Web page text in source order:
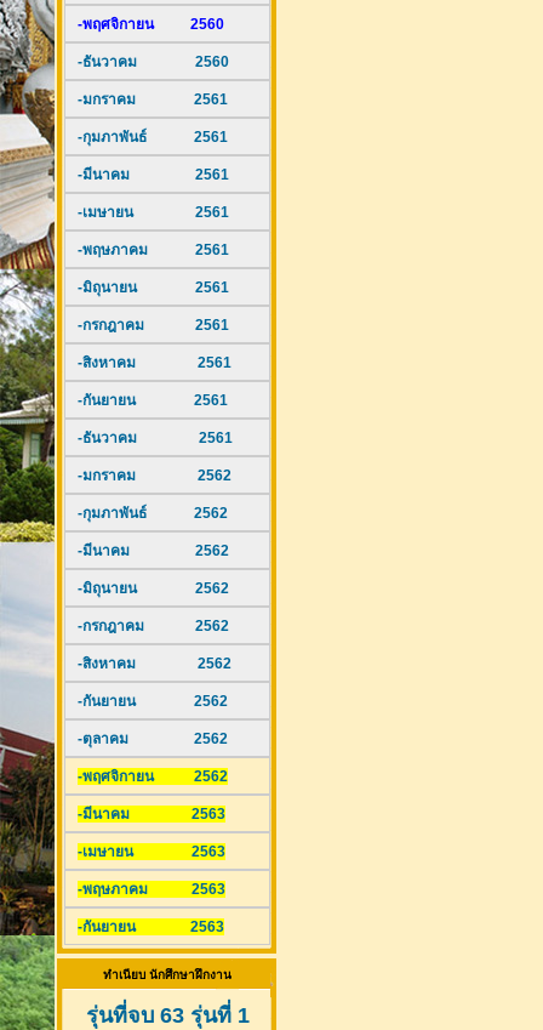
-พฤศจิกายน 2560
-ธันวาคม 2560
-มกราคม 2561
-กุมภาพันธ์ 2561
-มีนาคม 2561
-เมษายน 2561
-พฤษภาคม 2561
-มิถุนายน 2561
-กรกฎาคม 2561
-สิงหาคม 2561
-กันยายน 2561
-ธันวาคม 2561
-มกราคม 2562
-กุมภาพันธ์ 2562
-มีนาคม 2562
-มิถุนายน 2562
-กรกฎาคม 2562
-สิงหาคม 2562
-กันยายน 2562
-ตุลาคม 2562
-พฤศจิกายน 2562
-มีนาคม 2563
-เมษายน 2563
-พฤษภาคม 2563
-กันยายน 2563
ทำเนียบ นักศึกษาฝึกงาน
รุ่นที่จบ 63 รุ่นที่ 1